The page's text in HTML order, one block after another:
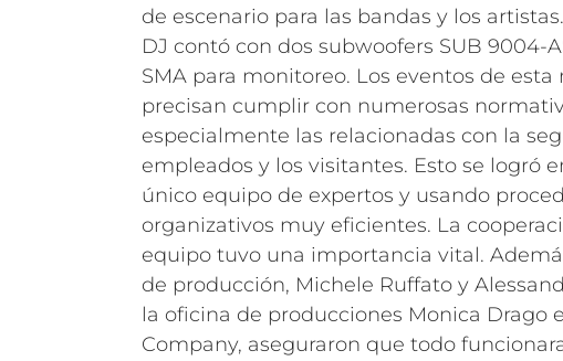
de escenario para las bandas y los
DJ contó con dos subwoofers SUB 9004-
SMA para monitoreo. Los eventos de
precisan cumplir con numerosas
especialmente las relacionadas con la
empleados y los visitantes. Esto se logró
único equipo de expertos y usando
organizativos muy eficientes. La
equipo tuvo una importancia vital.
de producción, Michele Ruffato y
la oficina de producciones Monica Drago
Company, aseguraron que todo